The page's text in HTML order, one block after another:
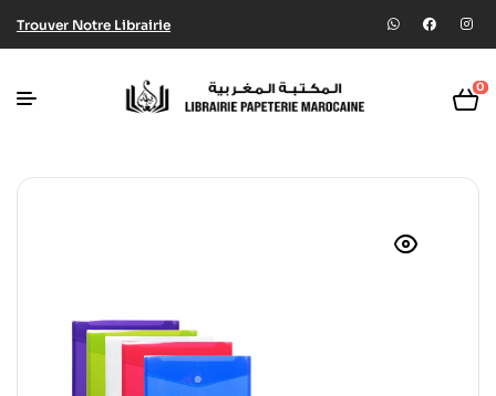
Trouver Notre Librairie
0